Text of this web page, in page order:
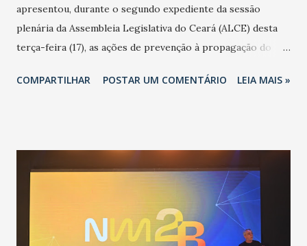
apresentou, durante o segundo expediente da sessão
plenária da Assembleia Legislativa do Ceará (ALCE) desta
terça-feira (17), as ações de prevenção à propagação do
adotadas pelo Governo do Estado na contenção da
população suspeita e de cuidados com os ambientes
públicos e domiciliares. “Nós não estamos vivendo uma
epidemia comum, como temos em todos os anos, com
aumento de casos de dengue, influenza ou H1N1. Trata-se
de uma epidemia com um vírus diferente, com um poder de
COMPARTILHAR POSTAR UM COMENTÁRIO LEIA MAIS »